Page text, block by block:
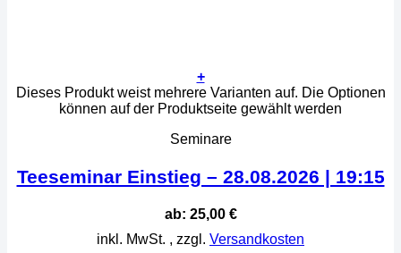
+
Dieses Produkt weist mehrere Varianten auf. Die Optionen
können auf der Produktseite gewählt werden
Seminare
Teeseminar Einstieg – 28.08.2026 | 19:15
ab: 25,00 €
inkl. MwSt. , zzgl. Versandkosten